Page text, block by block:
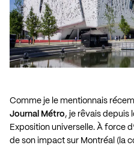
Comme je le mentionnais
Journal Métro, je rêvais depuis
Exposition universelle. À force
de son impact sur Montréal (la